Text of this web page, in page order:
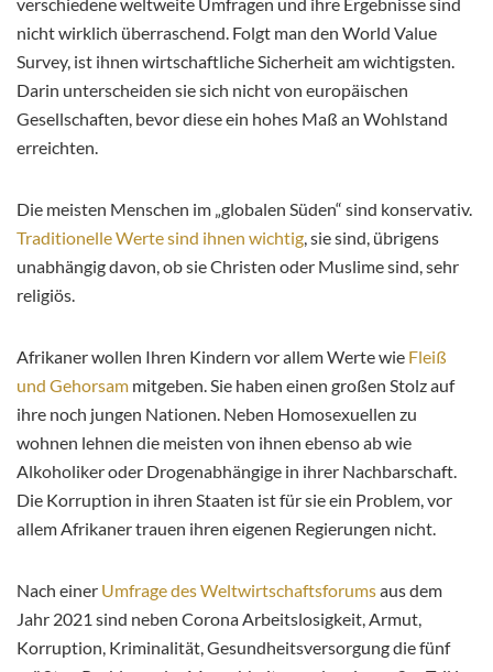
nicht wirklich überraschend. Folgt man den World Value
Survey, ist ihnen wirtschaftliche Sicherheit am wichtigsten.
Darin unterscheiden sie sich nicht von europäischen
Gesellschaften, bevor diese ein hohes Maß an Wohlstand
erreichten.
Die meisten Menschen im „globalen Süden“ sind konservativ.
Traditionelle Werte sind ihnen wichtig, sie sind, übrigens
unabhängig davon, ob sie Christen oder Muslime sind, sehr
religiös.
Afrikaner wollen Ihren Kindern vor allem Werte wie Fleiß
und Gehorsam mitgeben. Sie haben einen großen Stolz auf
ihre noch jungen Nationen. Neben Homosexuellen zu
wohnen lehnen die meisten von ihnen ebenso ab wie
Alkoholiker oder Drogenabhängige in ihrer Nachbarschaft.
Die Korruption in ihren Staaten ist für sie ein Problem, vor
allem Afrikaner trauen ihren eigenen Regierungen nicht.
Nach einer Umfrage des Weltwirtschaftsforumsaus dem
Jahr 2021 sind neben Corona Arbeitslosigkeit, Armut,
Korruption, Kriminalität, Gesundheitsversorgung die fünf